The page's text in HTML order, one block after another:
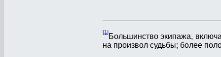
[1]
Большинство экипажа,
на произвол судьбы; более